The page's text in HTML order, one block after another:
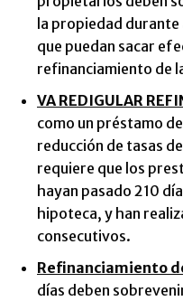
la propiedad durante
que puedan sacar
refinanciamiento de
VA REDIGULAR
como un préstamo
reducción de tasas
requiere que los
hayan pasado 210
hipoteca, y han
consecutivos.
Refinanciamiento
días deben